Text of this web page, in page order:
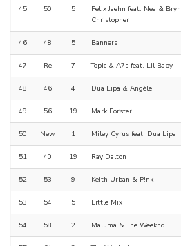
45 50 5
Felix Jaehn feat. Nea & Bryn
Christopher
46 48 5 Banners
47 Re 7 Topic & A7s feat. Lil Baby
48 46 4 Dua Lipa & Angèle
49 56 19 Mark Forster
50 New 1 Miley Cyrus feat. Dua Lipa
51 40 19 Ray Dalton
52 53 9 Keith Urban & P!nk
53 54 5 Little Mix
54 58 2 Maluma & The Weeknd